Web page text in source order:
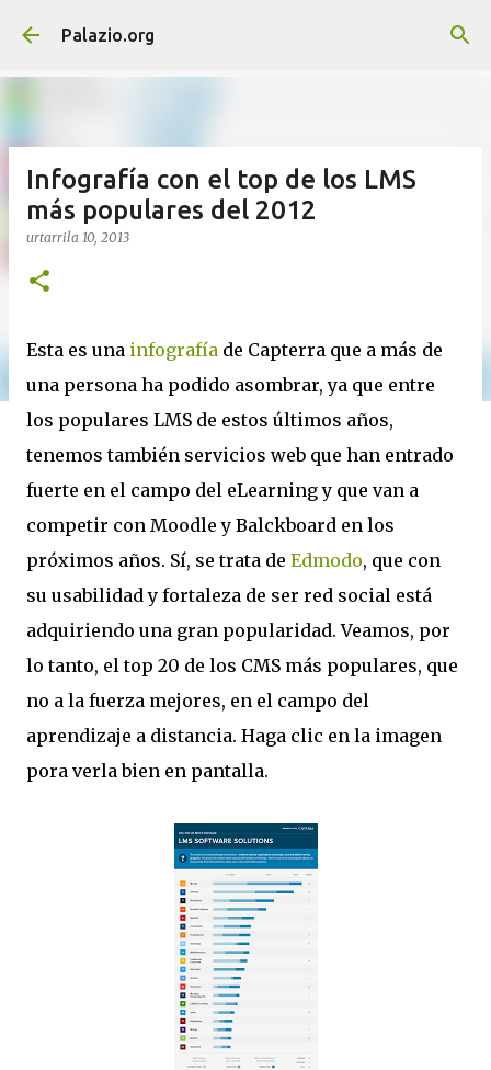
Saltatu eta joan eduki nagusira
Palazio.org
Infografía con el top de los LMS
más populares del 2012
urtarrila 10, 2013
Esta es una infografía de Capterra que a más de
una persona ha podido asombrar, ya que entre
los populares LMS de estos últimos años,
tenemos también servicios web que han entrado
fuerte en el campo del eLearning y que van a
competir con Moodle y Balckboard en los
próximos años. Sí, se trata de Edmodo, que con
su usabilidad y fortaleza de ser red social está
adquiriendo una gran popularidad. Veamos, por
lo tanto, el top 20 de los CMS más populares, que
no a la fuerza mejores, en el campo del
aprendizaje a distancia. Haga clic en la imagen
pora verla bien en pantalla.